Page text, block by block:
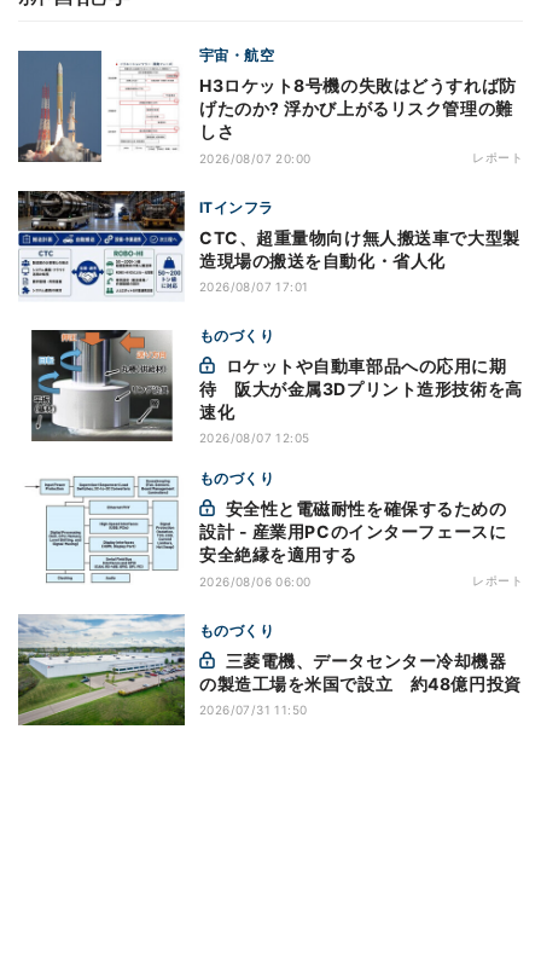
宇宙・航空
H3ロケット8号機の失敗はどうすれば防
げたのか? 浮かび上がるリスク管理の難
しさ
2026/08/07 20:00 レポート
ITインフラ
CTC、超重量物向け無人搬送車で大型製
造現場の搬送を自動化・省人化
2026/08/07 17:01
ものづくり
待 阪大が金属3Dプリント造形技術を高
速化
2026/08/07 12:05
ものづくり
設計 - 産業用PCのインターフェースに
安全絶縁を適用する
2026/08/06 06:00 レポート
ものづくり
の製造工場を米国で設立 約48億円投資
2026/07/31 11:50